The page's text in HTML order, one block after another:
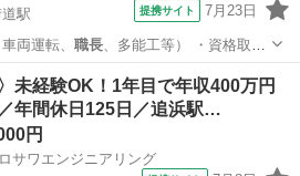
駅
提携サイト 7月23日
両運転、 職長、多能工等） ・資格取得
大工
未経験OK！1年目で年収400万円
年間休日125日／追浜駅…
円
サワエンジニアリング